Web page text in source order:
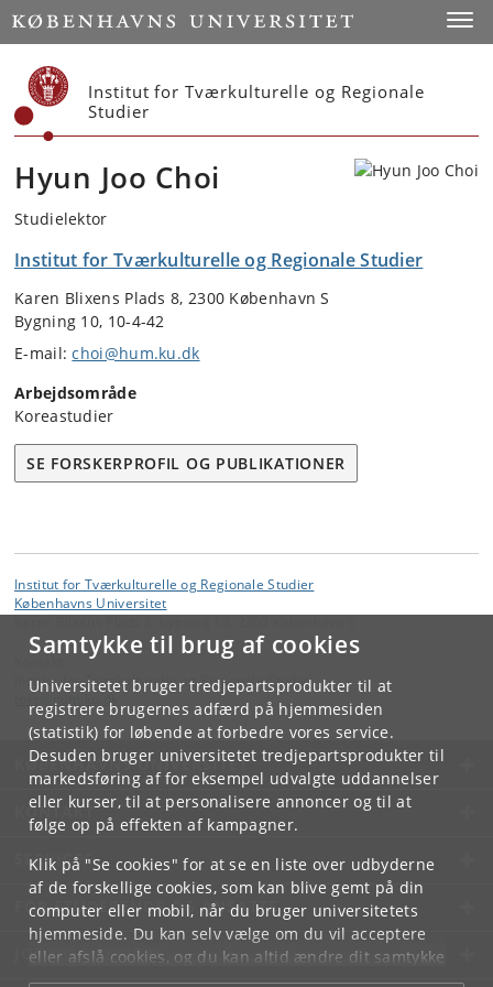
Samtykke til brug af cookies
Universitetet bruger tredjepartsprodukter til at
registrere brugernes adfærd på hjemmesiden
(statistik) for løbende at forbedre vores service.
Desuden bruger universitetet tredjepartsprodukter til
markedsføring af for eksempel udvalgte uddannelser
eller kurser, til at personalisere annoncer og til at
følge op på effekten af kampagner.
Klik på "Se cookies" for at se en liste over udbyderne
af de forskellige cookies, som kan blive gemt på din
computer eller mobil, når du bruger universitetets
hjemmeside. Du kan selv vælge om du vil acceptere
eller afslå cookies, og du kan altid ændre dit samtykke
underCookie- og privatlivspolitiksom du finder i
Start
Institut for Tværkulturelle og Regionale
Studier
Hyun Joo Choi
Studielektor
Institut for Tværkulturelle og Regionale Studier
Karen Blixens Plads 8, 2300 København S
Bygning 10, 10-4-42
E-mail:choi@hum.ku.dk
Arbejdsområde
Koreastudier
SE FORSKERPROFIL OG PUBLIKATIONER
Institut for Tværkulturelle og Regionale Studier
Københavns Universitet
Institut for Tværkulturelle og Regionale Studier
KØBENHAVNS UNIVERSITET
KONTAKT
SERVICES
FOR STUDERENDE OG ANSATTE
JOB OG KARRIERE